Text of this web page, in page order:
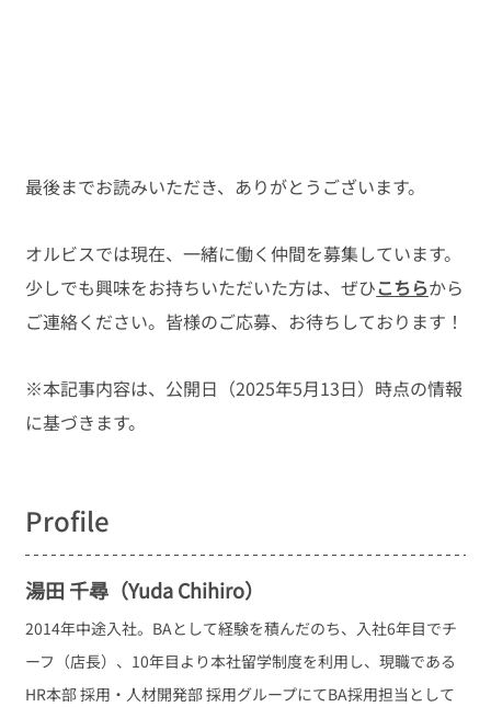
最後までお読みいただき、ありがとうございます。
オルビスでは現在、一緒に働く仲間を募集しています。
少しでも興味をお持ちいただいた方は、ぜひこちらから
ご連絡ください。皆様のご応募、お待ちしております！
※本記事内容は、公開日（2025年5月13日）時点の情報
に基づきます。
Profile
湯田 千尋（Yuda Chihiro）
2014年中途入社。BAとして経験を積んだのち、入社6年目でチ
ーフ（店長）、10年目より本社留学制度を利用し、現職である
HR本部 採用・人材開発部 採用グループにてBA採用担当として